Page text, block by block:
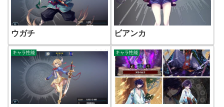
ウガチ ビアンカ
キャラ性能 キャラ性能